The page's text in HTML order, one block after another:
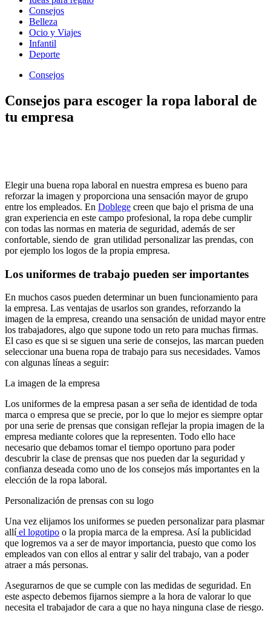
Consejos
Belleza
Ocio y Viajes
Infantil
Deporte
Consejos
Consejos para escoger la ropa laboral de
tu empresa
Elegir una buena ropa laboral en nuestra empresa es bueno para
reforzar la imagen y proporciona una sensación mayor de grupo
entre los empleados. En Doblege creen que bajo el prisma de una
gran experiencia en este campo profesional, la ropa debe cumplir
con todas las normas en materia de seguridad, además de ser
confortable, siendo de gran utilidad personalizar las prendas, con
por ejemplo los logos de la propia empresa.
Los uniformes de trabajo pueden ser importantes
En muchos casos pueden determinar un buen funcionamiento para
la empresa. Las ventajas de usarlos son grandes, reforzando la
imagen de la empresa, creando una sensación de unidad mayor entre
los trabajadores, algo que supone todo un reto para muchas firmas.
El caso es que si se siguen una serie de consejos, las marcan pueden
seleccionar una buena ropa de trabajo para sus necesidades. Vamos
con algunas líneas a seguir:
La imagen de la empresa
Los uniformes de la empresa pasan a ser seña de identidad de toda
marca o empresa que se precie, por lo que lo mejor es siempre optar
por una serie de prensas que consigan reflejar la propia imagen de la
empresa mediante colores que la representen. Todo ello hace
necesario que debamos tomar el tiempo oportuno para poder
descubrir la clase de prensas que nos pueden dar la seguridad y
confianza deseada como uno de los consejos más importantes en la
elección de la ropa laboral.
Personalización de prensas con su logo
Una vez elijamos los uniformes se pueden personalizar para plasmar
allíel logotipo o la propia marca de la empresa. Así la publicidad
que logremos va a ser de mayor importancia, puesto que como los
empleados van con ellos al entrar y salir del trabajo, van a poder
atraer a más personas.
Asegurarnos de que se cumple con las medidas de seguridad. En
este aspecto debemos fijarnos siempre a la hora de valorar lo que
necesita el trabajador de cara a que no haya ninguna clase de riesgo.